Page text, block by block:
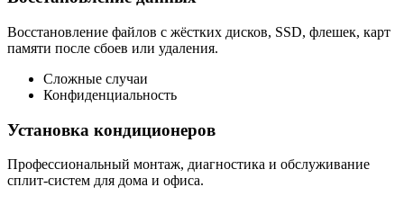
Восстановление файлов с жёстких дисков, SSD, флешек, карт
памяти после сбоев или удаления.
Сложные случаи
Конфиденциальность
Установка кондиционеров
Профессиональный монтаж, диагностика и обслуживание
сплит-систем для дома и офиса.